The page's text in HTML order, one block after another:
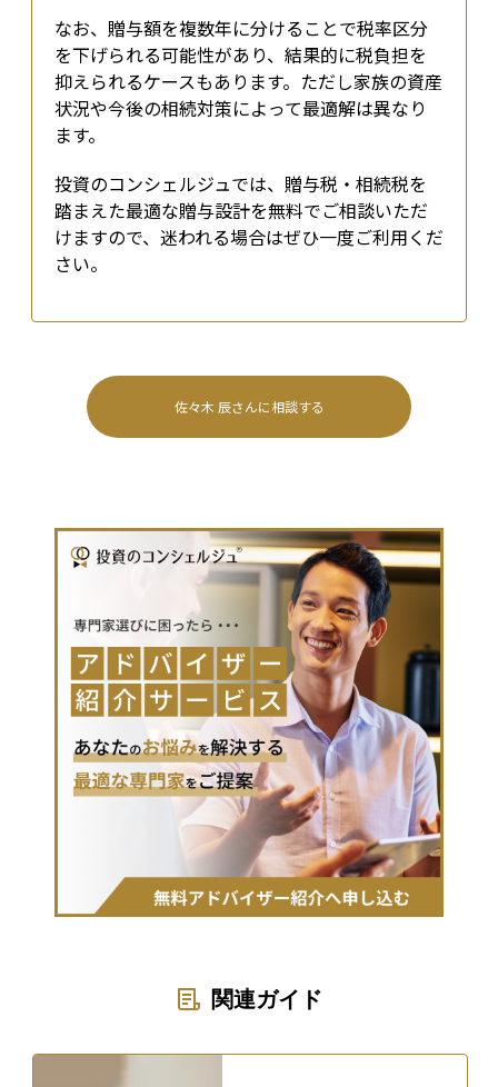
なお、贈与額を複数年に分けることで税率区分
を下げられる可能性があり、結果的に税負担を
抑えられるケースもあります。ただし家族の資産
状況や今後の相続対策によって最適解は異なり
ます。
投資のコンシェルジュでは、贈与税・相続税を
踏まえた最適な贈与設計を無料でご相談いただ
けますので、迷われる場合はぜひ一度ご利用くだ
さい。
佐々木 辰さんに相談する
関連ガイド